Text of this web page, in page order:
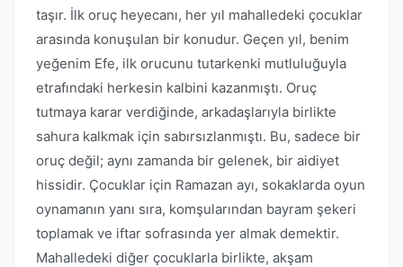
taşır. İlk oruç heyecanı, her yıl mahalledeki çocuklar
arasında konuşulan bir konudur. Geçen yıl, benim
yeğenim Efe, ilk orucunu tutarkenki mutluluğuyla
etrafındaki herkesin kalbini kazanmıştı. Oruç
tutmaya karar verdiğinde, arkadaşlarıyla birlikte
sahura kalkmak için sabırsızlanmıştı. Bu, sadece bir
oruç değil; aynı zamanda bir gelenek, bir aidiyet
hissidir. Çocuklar için Ramazan ayı, sokaklarda oyun
oynamanın yanı sıra, komşularından bayram şekeri
toplamak ve iftar sofrasında yer almak demektir.
Mahalledeki diğer çocuklarla birlikte, akşam